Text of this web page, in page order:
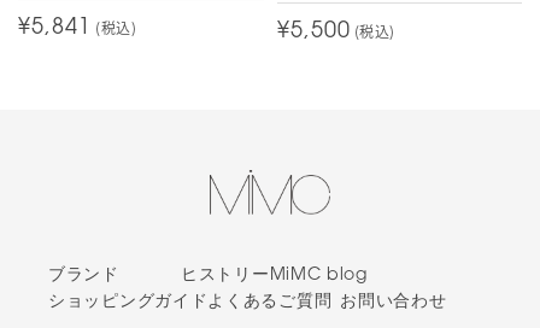
¥5,841 (税込) ¥5,500 (税込)
ブランド ヒストリー MiMC blog
ショッピングガイド よくあるご質問 お問い合わせ